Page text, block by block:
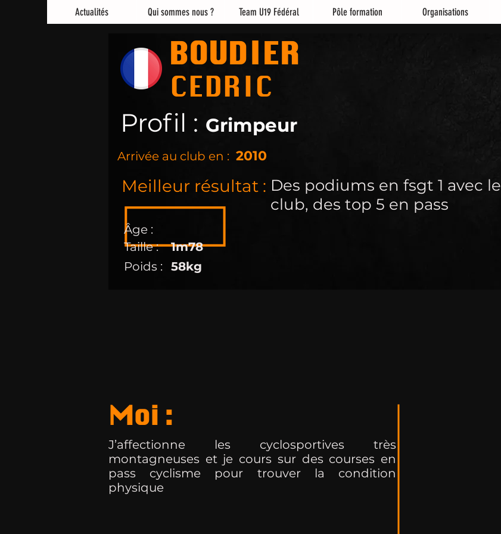
Actualités Qui sommes nous ? Team U19 Fédéral Pôle formation Organisations
Profil : Grimpeur
Arrivée au club en : 2010
BOUDIER
CEDRIC
Âge :
Meilleur résultat : Des podiums en fsgt 1 avec le
club, des top 5 en pass
Taille :
1m78
Poids :
58kg
Moi :
J’affectionne les cyclosportives très
montagneuses et je cours sur des courses en
pass cyclisme pour trouver la condition
physique